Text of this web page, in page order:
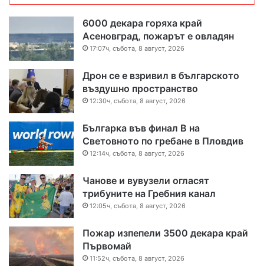
6000 декара горяха край
Асеновград, пожарът е овладян
17:07ч, събота, 8 август, 2026
Дрон се е взривил в българското
въздушно пространство
12:30ч, събота, 8 август, 2026
Българка във финал B на
Световното по гребане в Пловдив
12:14ч, събота, 8 август, 2026
Чанове и вувузели огласят
трибуните на Гребния канал
12:05ч, събота, 8 август, 2026
Пожар изпепели 3500 декара край
Първомай
11:52ч, събота, 8 август, 2026